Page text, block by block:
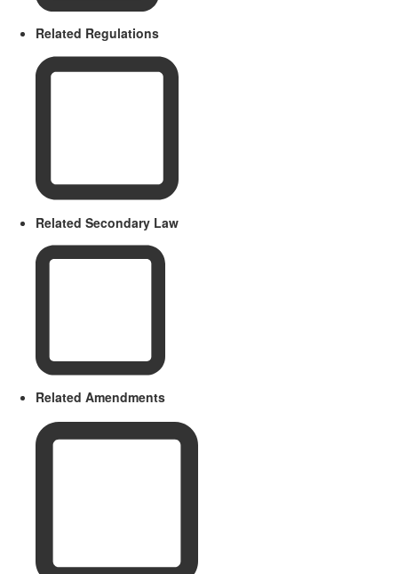
Related Regulations
Related Secondary Law
Related Amendments